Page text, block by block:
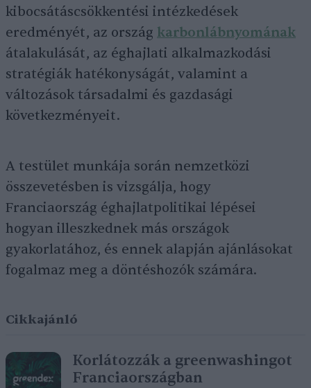
kibocsátáscsökkentési intézkedések
eredményét, az ország karbonlábnyomának
átalakulását, az éghajlati alkalmazkodási
stratégiák hatékonyságát, valamint a
változások társadalmi és gazdasági
következményeit.
A testület munkája során nemzetközi
összevetésben is vizsgálja, hogy
Franciaország éghajlatpolitikai lépései
hogyan illeszkednek más országok
gyakorlatához, és ennek alapján ajánlásokat
fogalmaz meg a döntéshozók számára.
Cikkajánló
Korlátozzák a greenwashingot
Franciaországban